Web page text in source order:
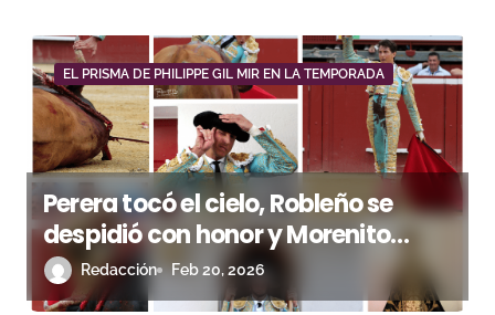
d
a
s
EL PRISMA DE PHILIPPE GIL MIR EN LA TEMPORADA
Perera tocó el cielo, Robleño se
despidió con honor y Morenito
puntuó en una Madeleine marcada
por el peso del toro
Redacción Feb 20, 2026